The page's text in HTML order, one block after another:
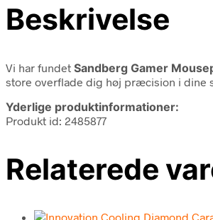
Beskrivelse
Vi har fundet Sandberg Gamer
store overflade dig høj præcision i dine
Yderlige produktinformationer:
Produkt id: 2485877
Relaterede